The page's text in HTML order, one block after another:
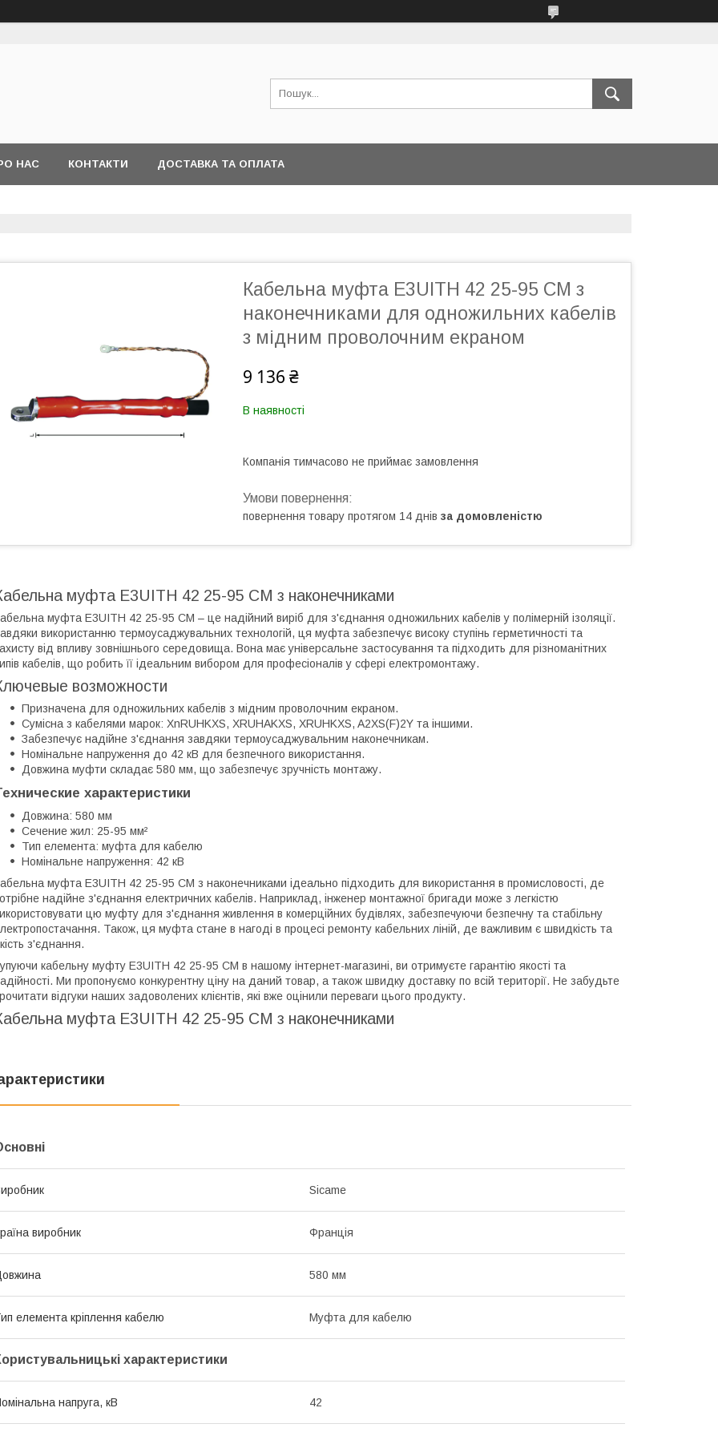
НАС КОНТАКТИ ДОСТАВКА ТА ОПЛАТА
Кабельна муфта E3UITH 42 25-95 СМ з
наконечниками для одножильних кабелів
з мідним проволочним екраном
9 136 ₴
В наявності
Компанія тимчасово не приймає замовлення
повернення товару протягом 14 днів за домовленістю
муфта E3UITH 42 25-95 СМ з наконечниками
муфта E3UITH 42 25-95 СМ – це надійний виріб для з'єднання одножильних кабелів у полімерній ізоляції.
використанню термоусаджувальних технологій, ця муфта забезпечує високу ступінь герметичності та
від впливу зовнішнього середовища. Вона має універсальне застосування та підходить для різноманітних
кабелів, що робить її ідеальним вибором для професіоналів у сфері електромонтажу.
возможности
Призначена для одножильних кабелів з мідним проволочним екраном.
Сумісна з кабелями марок: XnRUHKXS, XRUHAKXS, XRUHKXS, A2XS(F)2Y та іншими.
Забезпечує надійне з'єднання завдяки термоусаджувальним наконечникам.
Номінальне напруження до 42 кВ для безпечного використання.
Довжина муфти складає 580 мм, що забезпечує зручність монтажу.
характеристики
Довжина: 580 мм
Сечение жил: 25-95 мм²
Тип елемента: муфта для кабелю
Номінальне напруження: 42 кВ
муфта E3UITH 42 25-95 СМ з наконечниками ідеально підходить для використання в промисловості, де
надійне з'єднання електричних кабелів. Наприклад, інженер монтажної бригади може з легкістю
цю муфту для з'єднання живлення в комерційних будівлях, забезпечуючи безпечну та стабільну
Також, ця муфта стане в нагоді в процесі ремонту кабельних ліній, де важливим є швидкість та
з'єднання.
кабельну муфту E3UITH 42 25-95 СМ в нашому інтернет-магазині, ви отримуєте гарантію якості та
Ми пропонуємо конкурентну ціну на даний товар, а також швидку доставку по всій території. Не забудьте
відгуки наших задоволених клієнтів, які вже оцінили переваги цього продукту.
муфта E3UITH 42 25-95 СМ з наконечниками
Sicame
виробник Франція
580 мм
елемента кріплення кабелю Муфта для кабелю
характеристики
напруга, кВ 42